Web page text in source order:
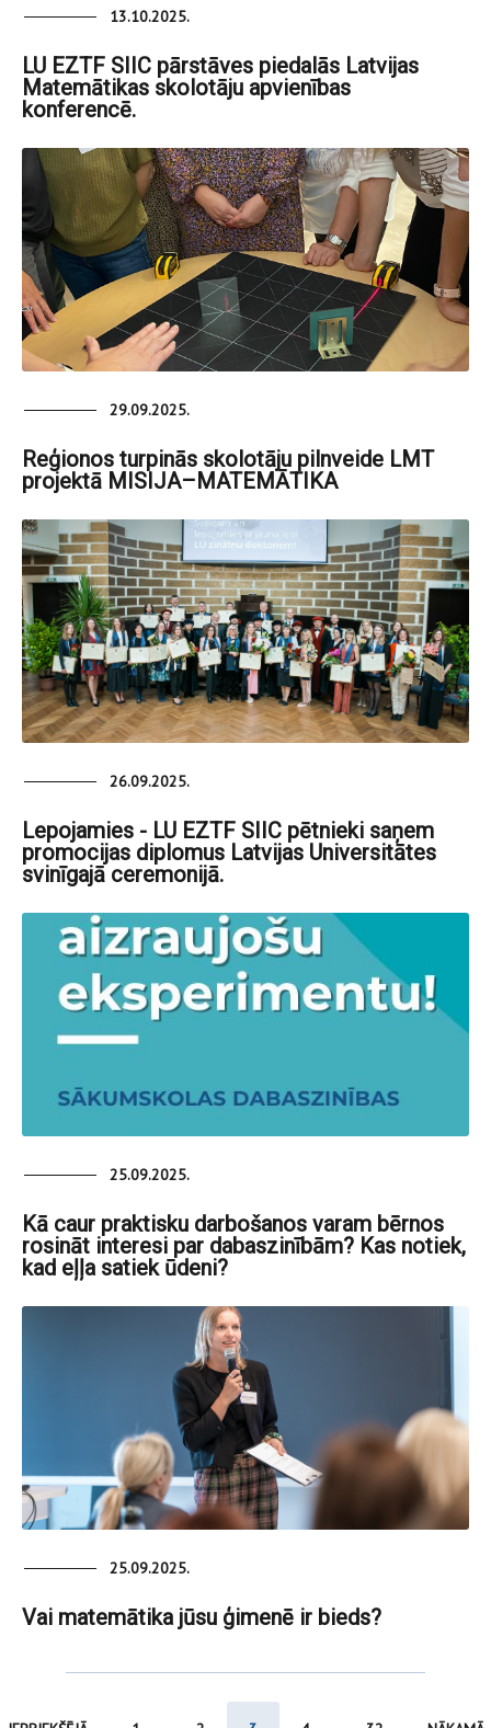
13.10.2025.
LU EZTF SIIC pārstāves piedalās Latvijas
Matemātikas skolotāju apvienības
konferencē.
29.09.2025.
Reģionos turpinās skolotāju pilnveide LMT
projektā MISIJA–MATEMĀTIKA
26.09.2025.
Lepojamies - LU EZTF SIIC pētnieki saņem
promocijas diplomus Latvijas Universitātes
svinīgajā ceremonijā.
25.09.2025.
Kā caur praktisku darbošanos varam bērnos
rosināt interesi par dabaszinībām? Kas notiek,
kad eļļa satiek ūdeni?
25.09.2025.
Vai matemātika jūsu ģimenē ir bieds?